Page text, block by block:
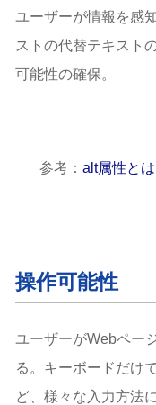
ユーザーが情報を感
ストの代替テキスト
可能性の確保。
参考： alt属性と
操作可能性
ユーザーがWebペー
る。キーボードだけ
ど、様々な入力方法